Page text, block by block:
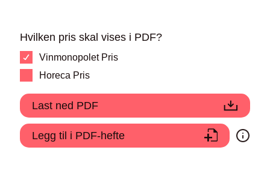
Hvilken pris skal vises i PDF?
Vinmonopolet Pris
Horeca Pris
Last ned PDF
Legg til i PDF-hefte